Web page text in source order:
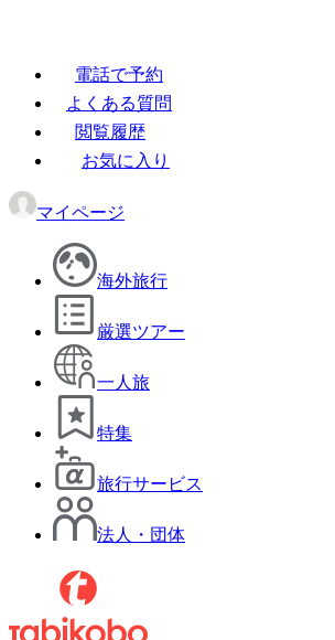
電話で予約
よくある質問
閲覧履歴
お気に入り
マイページ
海外旅行
厳選ツアー
一人旅
特集
旅行サービス
法人・団体